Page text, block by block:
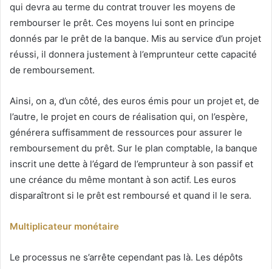
qui devra au terme du contrat trouver les moyens de
rembourser le prêt. Ces moyens lui sont en principe
donnés par le prêt de la banque. Mis au service d’un projet
réussi, il donnera justement à l’emprunteur cette capacité
de remboursement.
Ainsi, on a, d’un côté, des euros émis pour un projet et, de
l’autre, le projet en cours de réalisation qui, on l’espère,
générera suffisamment de ressources pour assurer le
remboursement du prêt. Sur le plan comptable, la banque
inscrit une dette à l’égard de l’emprunteur à son passif et
une créance du même montant à son actif. Les euros
disparaîtront si le prêt est remboursé et quand il le sera.
Multiplicateur monétaire
Le processus ne s’arrête cependant pas là. Les dépôts